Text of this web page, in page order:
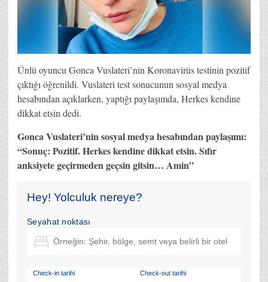
Ünlü oyuncu Gonca Vuslateri’nin Koronavirüs testinin pozitif
çıktığı öğrenildi. Vuslateri test sonucunun sosyal medya
hesabından açıklarken, yaptığı paylaşımda, Herkes kendine
dikkat etsin dedi.
Gonca Vuslateri’nin sosyal medya hesabından paylaşımı:
“Sonuç: Pozitif. Herkes kendine dikkat etsin. Sıfır
anksiyete geçirmeden geçsin gitsin… Amin”
Hey! Yolculuk nereye?
Seyahat noktası
Check-in tarihi Check-out tarihi